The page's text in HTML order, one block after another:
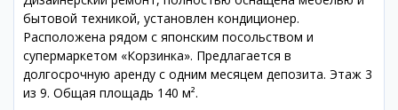
бытовой техникой, установлен кондиционер.
Расположена рядом с японским посольством и
супермаркетом «Корзинка». Предлагается в
долгосрочную аренду с одним месяцем депозита. Этаж 3
из 9. Общая площадь 140 м².